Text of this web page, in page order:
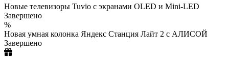
Новые телевизоры Tuvio с экранами OLED и Mini-LED
Завершено
%
Новая умная колонка Яндекс Станция Лайт 2 с АЛИСОЙ
Завершено